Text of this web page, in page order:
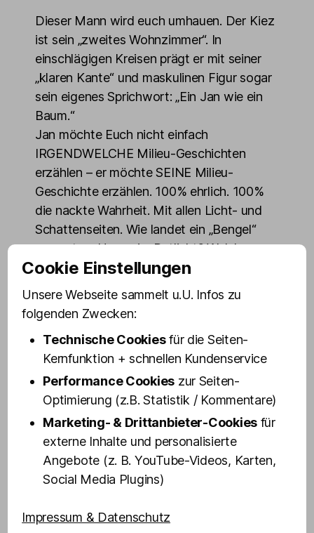
Dieser Mann wird euch umhauen. Der Kiez
ist sein „zweites Wohnzimmer“. In
einschlägigen Kreisen prägt er mit seiner
„klaren Kante“ und maskulinen Figur sogar
sein eigenes Sprichwort: „Ein Jan wie ein
Baum.“
Jan möchte Euch nicht einfach
IRGENDWELCHE Milieu-Geschichten
erzählen – er möchte SEINE Milieu-
Geschichte erzählen. 100% ehrlich. 100%
die nackte Wahrheit. Mit allen Licht- und
Schattenseiten. Wie landet ein „Bengel“
aus gutem Hause im Rotlicht? Welche
Aufgaben gibt es dort? Was macht ein
Frauen ins älteste Gewerbe der Welt
einzusteigen? Wie hat sich das Milieu
verändert?
Dass der Jung aus gutem Hamburger
vorherzusehen. Jan macht zunächst eine
Ausbildung als Physiotherapeut, Sport-
und Fitness Kaufmann. Über den
Kraftsport lernt er „schwere Jungs“ kennen.
Lude, macht mit „leichten Mädchen“ durch
Cookie Einstellungen
Unsere Webseite sammelt u.U. Infos zu
folgenden Zwecken:
Technische Cookiesfür die Seiten-
Kernfunktion + schnellen Kundenservice
Performance Cookies zur Seiten-
Optimierung (z.B. Statistik / Kommentare)
Marketing- & Drittanbieter-Cookies für
externe Inhalte und personalisierte
Angebote (z. B. YouTube-Videos, Karten,
Social Media Plugins)
Impressum & Datenschutz